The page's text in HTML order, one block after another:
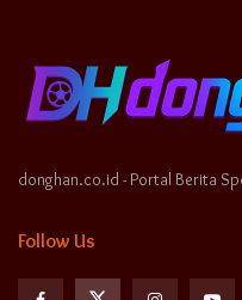
donghan.co.id - Portal Berita
Follow Us